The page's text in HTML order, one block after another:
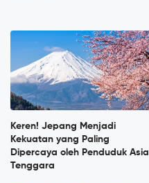
Keren! Jepang Menjadi
Kekuatan yang Paling
Dipercaya oleh Penduduk Asia
Tenggara